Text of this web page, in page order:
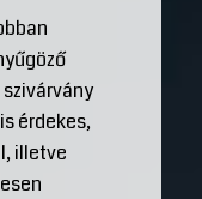
érdekes,
illetve